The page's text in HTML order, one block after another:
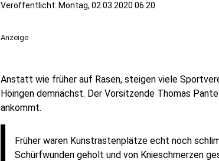
Veröffentlicht: Montag, 02.03.2020 06:20
Anzeige
Anstatt wie früher auf Rasen, steigen viele
Höingen demnächst. Der Vorsitzende Thomas
ankommt.
Früher waren Kunstrastenplätze echt noch
Schürfwunden geholt und von Knieschmerzen